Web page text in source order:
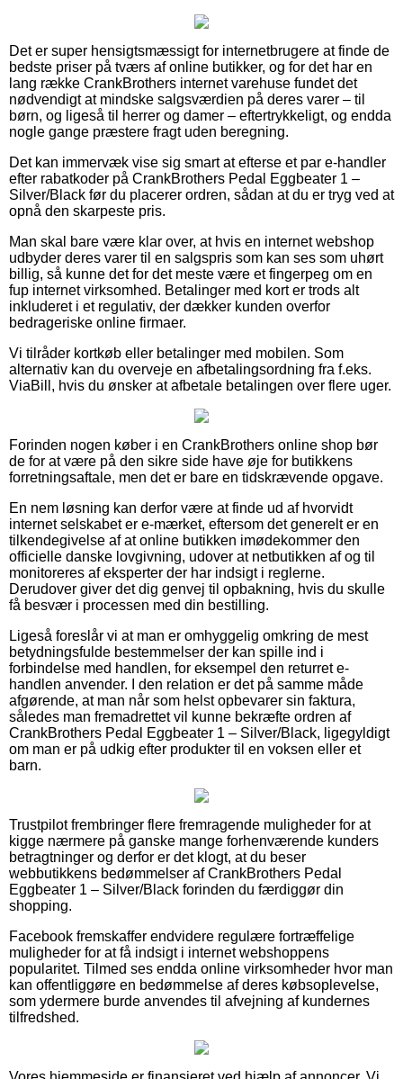
Det er super hensigtsmæssigt for internetbrugere at finde de
bedste priser på tværs af online butikker, og for det har en
lang række CrankBrothers internet varehuse fundet det
nødvendigt at mindske salgsværdien på deres varer – til
børn, og ligeså til herrer og damer – eftertrykkeligt, og endda
nogle gange præstere fragt uden beregning.
Det kan immervæk vise sig smart at efterse et par e-handler
efter rabatkoder på CrankBrothers Pedal Eggbeater 1 –
Silver/Black før du placerer ordren, sådan at du er tryg ved at
opnå den skarpeste pris.
Man skal bare være klar over, at hvis en internet webshop
udbyder deres varer til en salgspris som kan ses som uhørt
billig, så kunne det for det meste være et fingerpeg om en
fup internet virksomhed. Betalinger med kort er trods alt
inkluderet i et regulativ, der dækker kunden overfor
bedrageriske online firmaer.
Vi tilråder kortkøb eller betalinger med mobilen. Som
alternativ kan du overveje en afbetalingsordning fra f.eks.
ViaBill, hvis du ønsker at afbetale betalingen over flere uger.
Forinden nogen køber i en CrankBrothers online shop bør
de for at være på den sikre side have øje for butikkens
forretningsaftale, men det er bare en tidskrævende opgave.
En nem løsning kan derfor være at finde ud af hvorvidt
internet selskabet er e-mærket, eftersom det generelt er en
tilkendegivelse af at online butikken imødekommer den
officielle danske lovgivning, udover at netbutikken af og til
monitoreres af eksperter der har indsigt i reglerne.
Derudover giver det dig genvej til opbakning, hvis du skulle
få besvær i processen med din bestilling.
Ligeså foreslår vi at man er omhyggelig omkring de mest
betydningsfulde bestemmelser der kan spille ind i
forbindelse med handlen, for eksempel den returret e-
handlen anvender. I den relation er det på samme måde
afgørende, at man når som helst opbevarer sin faktura,
således man fremadrettet vil kunne bekræfte ordren af
CrankBrothers Pedal Eggbeater 1 – Silver/Black, ligegyldigt
om man er på udkig efter produkter til en voksen eller et
barn.
Trustpilot frembringer flere fremragende muligheder for at
kigge nærmere på ganske mange forhenværende kunders
betragtninger og derfor er det klogt, at du beser
webbutikkens bedømmelser af CrankBrothers Pedal
Eggbeater 1 – Silver/Black forinden du færdiggør din
shopping.
Facebook fremskaffer endvidere regulære fortræffelige
muligheder for at få indsigt i internet webshoppens
popularitet. Tilmed ses endda online virksomheder hvor man
kan offentliggøre en bedømmelse af deres købsoplevelse,
som ydermere burde anvendes til afvejning af kundernes
tilfredshed.